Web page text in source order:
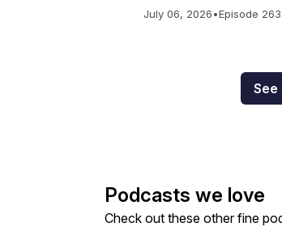
July 06, 2026•Episode 263
See
Podcasts we love
Check out these other fine